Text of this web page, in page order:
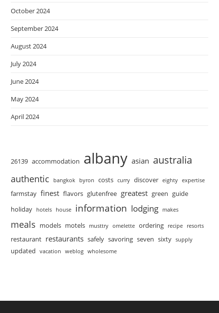
October 2024
September 2024
August 2024
July 2024
June 2024
May 2024
April 2024
26139 accommodation albany asian australia
authentic bangkok byron costs curry discover eighty expertise
farmstay finest flavors glutenfree greatest green guide
holiday
hotels house information lodging makes
meals models motels musttry omelette ordering recipe resorts
restaurant restaurants safely savoring seven sixty supply
updated vacation weblog wholesome